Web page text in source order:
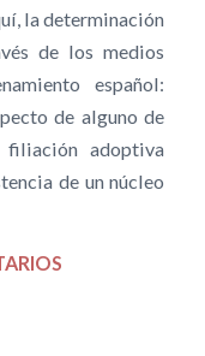
la determinación
de los medios
español:
de alguno de
adoptiva
de un núcleo